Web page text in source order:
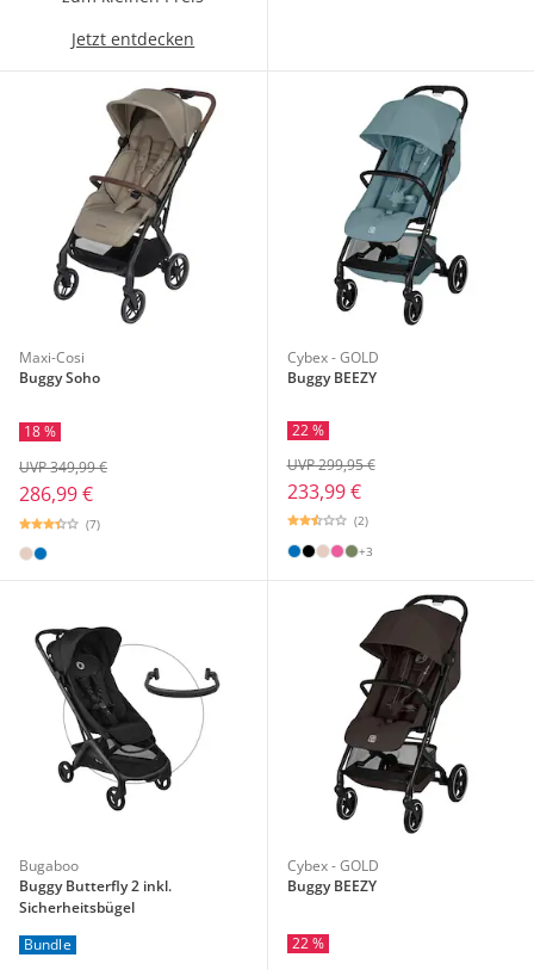
Jetzt entdecken
Maxi-Cosi
Buggy Soho
18 %
286,99 €
UVP 349,99 €
(7)
Cybex - GOLD
Buggy BEEZY
22 %
233,99 €
UVP 299,95 €
(2)
+3
Bugaboo
Buggy Butterfly 2 inkl.
Sicherheitsbügel
Bundle
Cybex - GOLD
Buggy BEEZY
22 %